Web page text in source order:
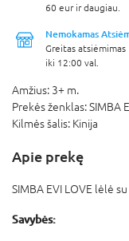
60 eur ir daugiau.
Nemokamas
Greitas
iki 12:00 val.
Amžius: 3+ m.
Prekės ženklas:SIMBA
Kilmės šalis: Kinija
Apie prekę
SIMBA EVI LOVE lėlė
Savybės: